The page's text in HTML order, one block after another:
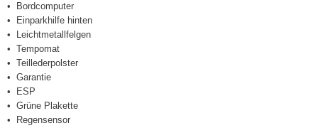
Bordcomputer
Einparkhilfe hinten
Leichtmetallfelgen
Tempomat
Teillederpolster
Garantie
ESP
Grüne Plakette
Regensensor